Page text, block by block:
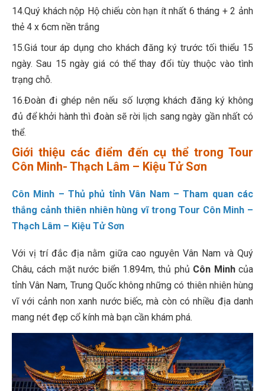
14.Quý khách nộp Hộ chiếu còn hạn ít nhất 6 tháng + 2 ảnh
thẻ 4 x 6cm nền trắng
15.Giá tour áp dụng cho khách đăng ký trước tối thiểu 15
ngày. Sau 15 ngày giá có thể thay đổi tùy thuộc vào tình
trạng chỗ.
16.Đoàn đi ghép nên nếu số lượng khách đăng ký không
đủ để khởi hành thì đoàn sẽ rời lịch sang ngày gần nhất có
thể.
Giới thiệu các điểm đến cụ thể trong Tour
Côn Minh- Thạch Lâm – Kiệu Tử Sơn
Côn Minh – Thủ phủ tỉnh Vân Nam – Tham quan các
thắng cảnh thiên nhiên hùng vĩ trong Tour Côn Minh –
Thạch Lâm – Kiệu Tử Sơn
Với vị trí đắc địa nằm giữa cao nguyên Vân Nam và Quý
Châu, cách mặt nước biển 1.894m, thủ phủ Côn Minhcủa
tỉnh Vân Nam, Trung Quốc không những có thiên nhiên hùng
vĩ với cảnh non xanh nước biếc, mà còn có nhiều địa danh
mang nét đẹp cổ kính mà bạn cần khám phá.